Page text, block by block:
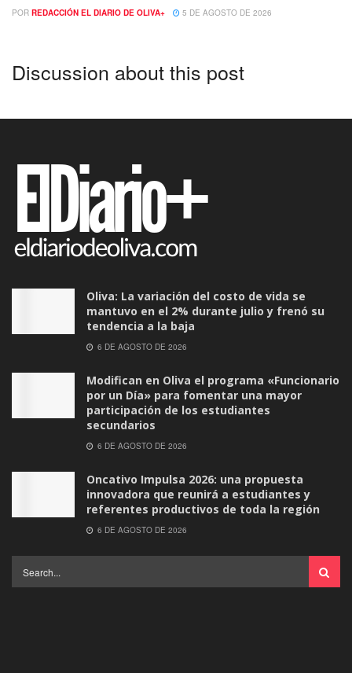
POR REDACCIÓN EL DIARIO DE OLIVA+ 5 DE AGOSTO DE 2026
Discussion about this post
Oliva: La variación del costo de vida se
mantuvo en el 2% durante julio y frenó su
tendencia a la baja
6 DE AGOSTO DE 2026
Modifican en Oliva el programa «Funcionario
por un Día» para fomentar una mayor
participación de los estudiantes
secundarios
6 DE AGOSTO DE 2026
Oncativo Impulsa 2026: una propuesta
innovadora que reunirá a estudiantes y
referentes productivos de toda la región
6 DE AGOSTO DE 2026